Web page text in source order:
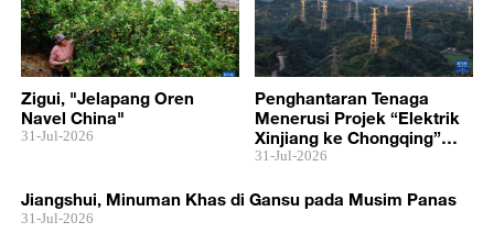
Zigui, "Jelapang Oren
Navel China"
31-Jul-2026
Penghantaran Tenaga
Menerusi Projek “Elektrik
Xinjiang ke Chongqing”
Lepasi 30 Bilion Kilowatt-
31-Jul-2026
Jiangshui, Minuman Khas di Gansu pada Musim Panas
31-Jul-2026